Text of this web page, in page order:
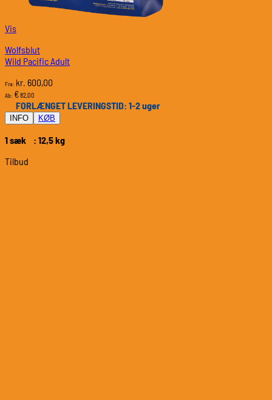
Vis
Wolfsblut
Wild Pacific Adult
Fra: kr. 600,00
Ab: €82,00
FORLÆNGET LEVERINGSTID: 1-2 uger
INFO KØB
1 sæk : 12,5 kg
Tilbud